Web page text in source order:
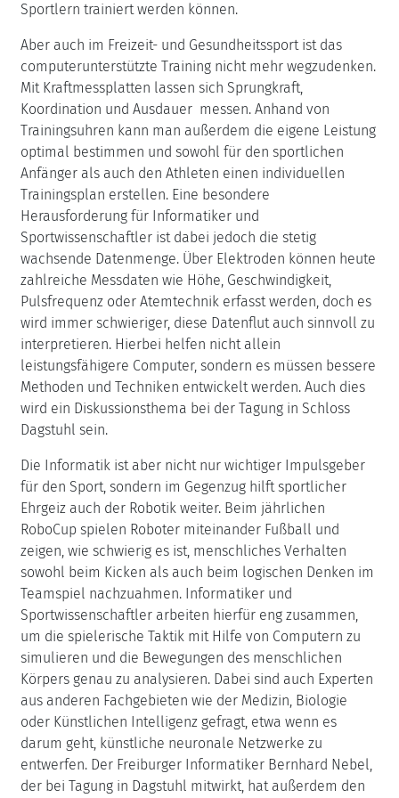
Sportlern trainiert werden können.
Aber auch im Freizeit- und Gesundheitssport ist das
computerunterstützte Training nicht mehr wegzudenken.
Mit Kraftmessplatten lassen sich Sprungkraft,
Koordination und Ausdauer messen. Anhand von
Trainingsuhren kann man außerdem die eigene Leistung
optimal bestimmen und sowohl für den sportlichen
Anfänger als auch den Athleten einen individuellen
Trainingsplan erstellen. Eine besondere
Herausforderung für Informatiker und
Sportwissenschaftler ist dabei jedoch die stetig
wachsende Datenmenge. Über Elektroden können heute
zahlreiche Messdaten wie Höhe, Geschwindigkeit,
Pulsfrequenz oder Atemtechnik erfasst werden, doch es
wird immer schwieriger, diese Datenflut auch sinnvoll zu
interpretieren. Hierbei helfen nicht allein
leistungsfähigere Computer, sondern es müssen bessere
Methoden und Techniken entwickelt werden. Auch dies
wird ein Diskussionsthema bei der Tagung in Schloss
Dagstuhl sein.
Die Informatik ist aber nicht nur wichtiger Impulsgeber
für den Sport, sondern im Gegenzug hilft sportlicher
Ehrgeiz auch der Robotik weiter. Beim jährlichen
RoboCup spielen Roboter miteinander Fußball und
zeigen, wie schwierig es ist, menschliches Verhalten
sowohl beim Kicken als auch beim logischen Denken im
Teamspiel nachzuahmen. Informatiker und
Sportwissenschaftler arbeiten hierfür eng zusammen,
um die spielerische Taktik mit Hilfe von Computern zu
simulieren und die Bewegungen des menschlichen
Körpers genau zu analysieren. Dabei sind auch Experten
aus anderen Fachgebieten wie der Medizin, Biologie
oder Künstlichen Intelligenz gefragt, etwa wenn es
darum geht, künstliche neuronale Netzwerke zu
entwerfen. Der Freiburger Informatiker Bernhard Nebel,
der bei Tagung in Dagstuhl mitwirkt, hat außerdem den